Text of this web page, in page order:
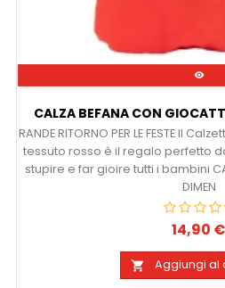

CALZA BEFANA CON
RANDE RITORNO PER LE FESTE Il
tessuto rosso è il regalo perfetto
stupire e far gioire tutti i bambini
DIMEN
Prezzo
14,90 €
 Aggiungi al